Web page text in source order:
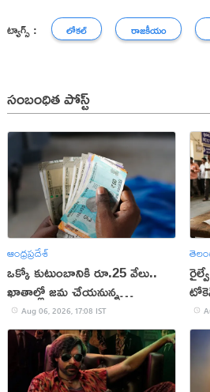
ట్యాగ్స్ : లోకల్ రాజకీయం
సంబంధిత పోస్ట్
ఆంధ్రప్రదేశ్
ఒక్కో కుటుంబానికి రూ.25 వేలు..
ఖాతాల్లో జ‌మ చేయ‌నున్న
ప్ర‌భుత్వం..!
Aug 06, 2026, 17:08 IST